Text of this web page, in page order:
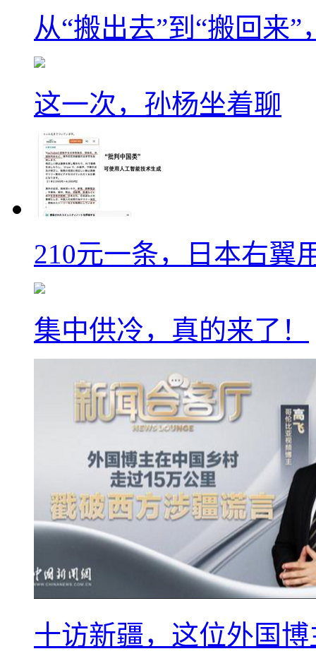
从“搬出去”到“搬回来
这一次，孙杨坐着聊
210元一条，日本右翼
集中供冷，真的来了！
十访新疆，这位外国